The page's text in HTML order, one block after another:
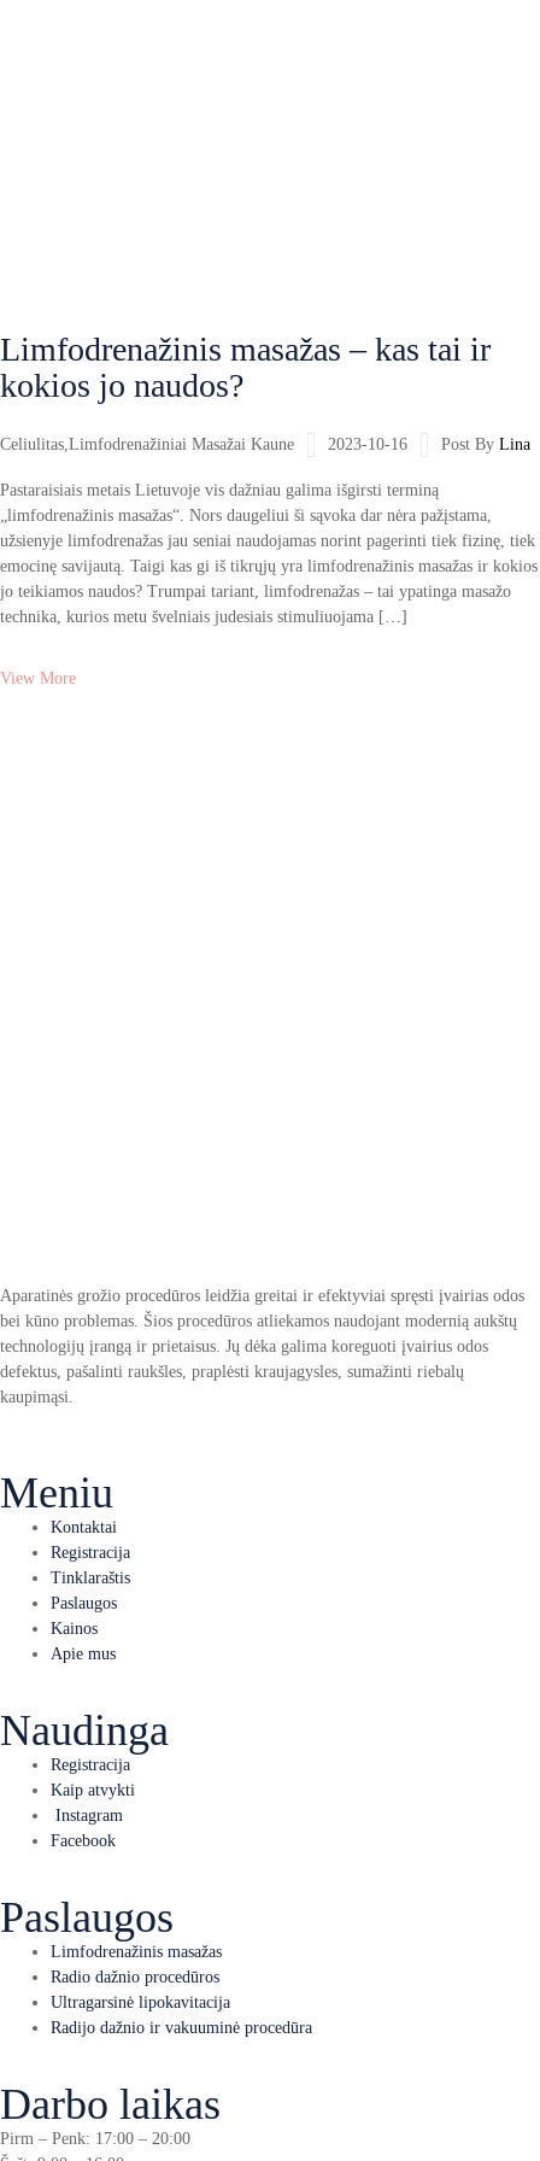
2023-10-16
Celiulitas,Limfodrenažiniai Masažai Kaune Post By Lina
Limfodrenažinis masažas – kas tai ir
kokios jo naudos?
Pastaraisiais metais Lietuvoje vis dažniau galima išgirsti terminą
„limfodrenažinis masažas“. Nors daugeliui ši sąvoka dar nėra pažįstama,
užsienyje limfodrenažas jau seniai naudojamas norint pagerinti tiek fizinę, tiek
emocinę savijautą. Taigi kas gi iš tikrųjų yra limfodrenažinis masažas ir kokios
jo teikiamos naudos? Trumpai tariant, limfodrenažas – tai ypatinga masažo
technika, kurios metu švelniais judesiais stimuliuojama […]
View More
Aparatinės grožio procedūros leidžia greitai ir efektyviai spręsti įvairias odos
bei kūno problemas. Šios procedūros atliekamos naudojant modernią aukštų
technologijų įrangą ir prietaisus. Jų dėka galima koreguoti įvairius odos
defektus, pašalinti raukšles, praplėsti kraujagysles, sumažinti riebalų
kaupimąsi.
Meniu
Kontaktai
Registracija
Tinklaraštis
Paslaugos
Kainos
Apie mus
Naudinga
Registracija
Kaip atvykti
Instagram
Facebook
Paslaugos
Limfodrenažinis masažas
Radio dažnio procedūros
Ultragarsinė lipokavitacija
Radijo dažnio ir vakuuminė procedūra
Darbo laikas
Pirm – Penk: 17:00 – 20:00